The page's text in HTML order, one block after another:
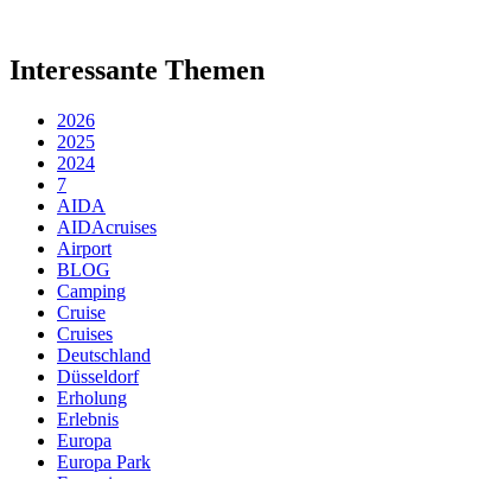
Interessante Themen
2026
2025
2024
7
AIDA
AIDAcruises
Airport
BLOG
Camping
Cruise
Cruises
Deutschland
Düsseldorf
Erholung
Erlebnis
Europa
Europa Park